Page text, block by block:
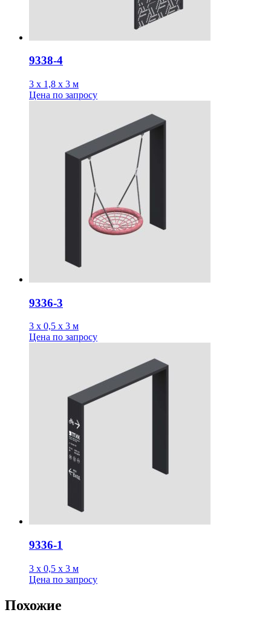
9338-4
3 х 1,8 х 3 м
Цена по запросу
9336-3
3 х 0,5 х 3 м
Цена по запросу
9336-1
3 х 0,5 х 3 м
Цена по запросу
Похожие